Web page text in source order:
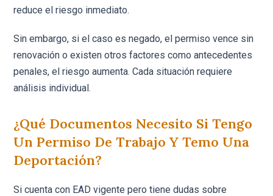
reduce el riesgo inmediato.
Sin embargo, si el caso es negado, el permiso vence sin
renovación o existen otros factores como antecedentes
penales, el riesgo aumenta. Cada situación requiere
análisis individual.
¿Qué Documentos Necesito Si Tengo
Un Permiso De Trabajo Y Temo Una
Deportación?
Si cuenta con EAD vigente pero tiene dudas sobre